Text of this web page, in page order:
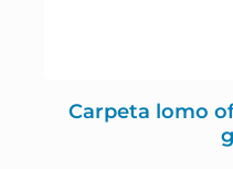
Carpeta lomo